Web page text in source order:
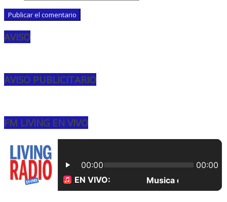
AVISO
AVISO PUBLICITARIO
FM LIVING EN VIVO